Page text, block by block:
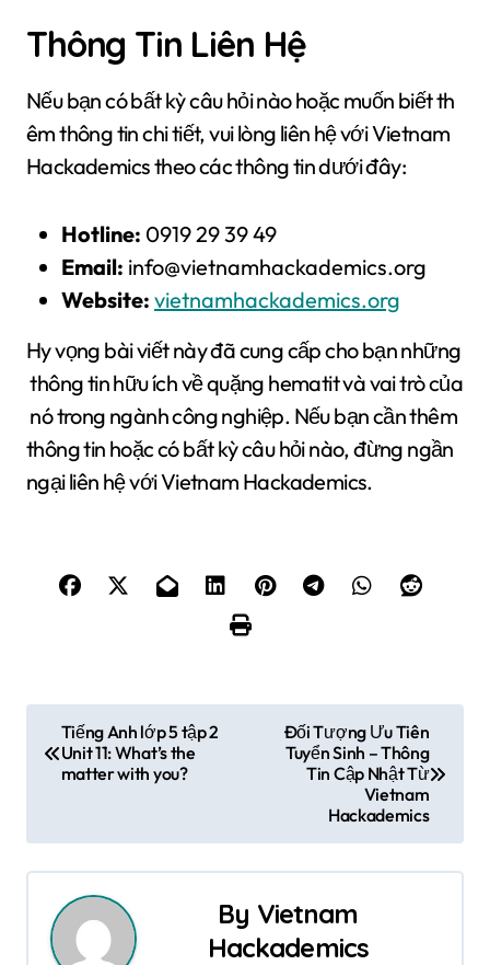
Thông Tin Liên Hệ
Nếu bạn có bất kỳ câu hỏi nào hoặc muốn biết th
êm thông tin chi tiết, vui lòng liên hệ với Vietnam
Hackademics theo các thông tin dưới đây:
Hotline: 0919 29 39 49
Email: info@vietnamhackademics.org
Website: vietnamhackademics.org
Hy vọng bài viết này đã cung cấp cho bạn những
thông tin hữu ích về quặng hematit và vai trò của
nó trong ngành công nghiệp. Nếu bạn cần thêm
thông tin hoặc có bất kỳ câu hỏi nào, đừng ngần
ngại liên hệ với Vietnam Hackademics.
u
Tiếng Anh lớp 5 tập 2
Unit 11: What’s the
matter with you?
Đối Tượng Ưu Tiên
Tuyển Sinh – Thông
Tin Cập Nhật Từ
Vietnam
Hackademics
By Vietnam
Hackademics